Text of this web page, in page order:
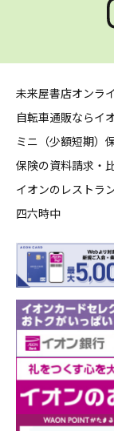
未来屋書店オンラ
自転車通販ならイ
ミニ（少額短期）
保険の資料請求・
イオンのレストラ
四六時中